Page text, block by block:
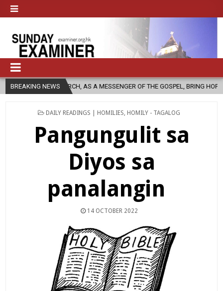
BREAKING NEWS
AS A MESSENGER OF THE GOSPEL, BRING HOPE TO PEOPLE?
POSTED
DAILY READINGS | HOMILIES HOMILY - TAGALOG
Pangungulit sa
Diyos sa
panalangin
14 OCTOBER 2022